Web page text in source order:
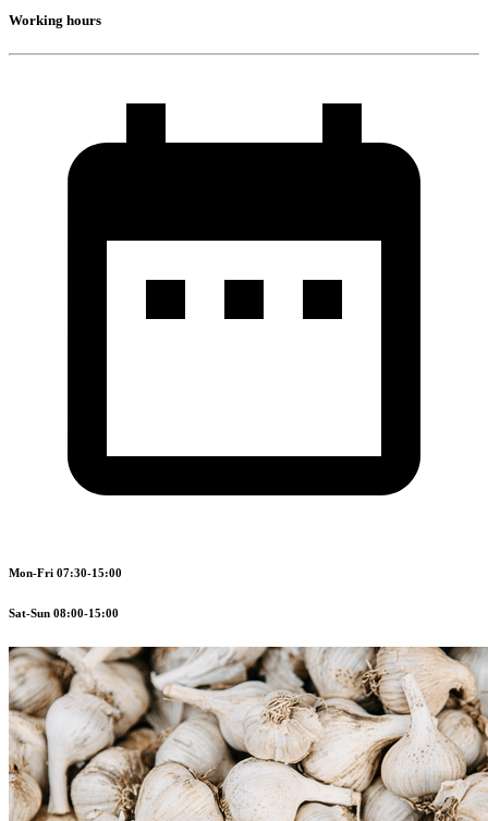
Working hours
Mon-Fri 07:30-15:00
Sat-Sun 08:00-15:00